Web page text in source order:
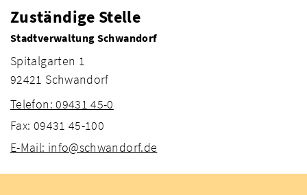
Zuständige Stelle
Stadtverwaltung Schwandorf
Spitalgarten 1
92421 Schwandorf
Telefon: 09431 45-0
Fax: 09431 45-100
E-Mail: info@schwandorf.de